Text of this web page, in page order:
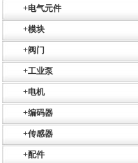
+电气元件
+模块
+阀门
+工业泵
+电机
+编码器
+传感器
+配件